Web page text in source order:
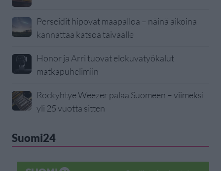
Perseidit hipovat maapalloa – näinä aikoina
kannattaa katsoa taivaalle
Honor ja Arri tuovat elokuvatyökalut
matkapuhelimiin
Rockyhtye Weezer palaa Suomeen – viimeksi
yli 25 vuotta sitten
Suomi24